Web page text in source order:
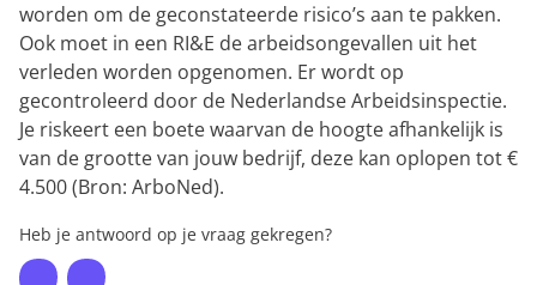
worden om de geconstateerde risico’s aan te pakken.
Ook moet in een RI&E de arbeidsongevallen uit het
verleden worden opgenomen. Er wordt op
gecontroleerd door de Nederlandse Arbeidsinspectie.
Je riskeert een boete waarvan de hoogte afhankelijk is
van de grootte van jouw bedrijf, deze kan oplopen tot €
4.500 (Bron: ArboNed).
Heb je antwoord op je vraag gekregen?